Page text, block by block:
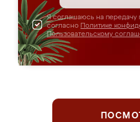
Я соглашаюсь на передачу
согласно Политике
Пользовательскому